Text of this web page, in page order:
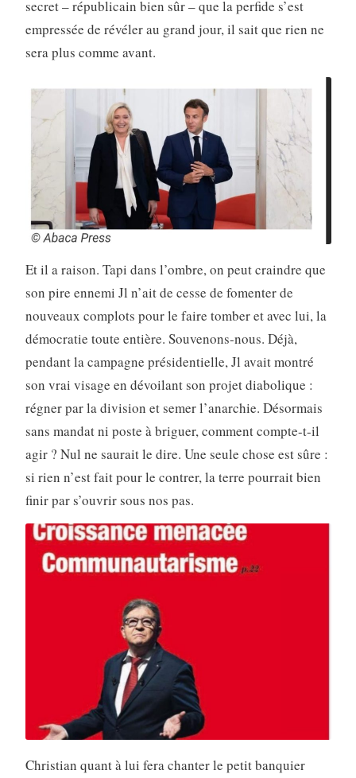
secret – républicain bien sûr – que la perfide s’est
empressée de révéler au grand jour, il sait que rien ne
sera plus comme avant.
Et il a raison. Tapi dans l’ombre, on peut craindre que
son pire ennemi Jl n’ait de cesse de fomenter de
nouveaux complots pour le faire tomber et avec lui, la
démocratie toute entière. Souvenons-nous. Déjà,
pendant la campagne présidentielle, Jl avait montré
son vrai visage en dévoilant son projet diabolique :
régner par la division et semer l’anarchie. Désormais
sans mandat ni poste à briguer, comment compte-t-il
agir ? Nul ne saurait le dire. Une seule chose est sûre :
si rien n’est fait pour le contrer, la terre pourrait bien
finir par s’ouvrir sous nos pas.
Christian quant à lui fera chanter le petit banquier